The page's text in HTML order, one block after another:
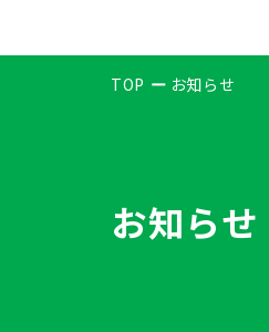
TOP お知らせ
お知らせ